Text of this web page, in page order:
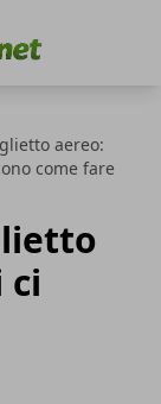
aereo:
come fare
ci